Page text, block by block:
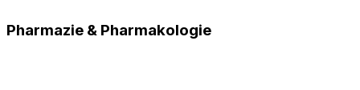
Pharmazie & Pharmakologie